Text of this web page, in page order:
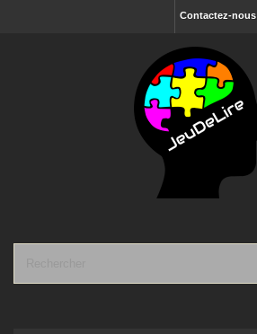
Contactez-nous